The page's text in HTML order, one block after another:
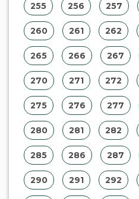
255 256 257
260 261 262
265 266 267
270 271 272
275 276 277
280 281 282
285 286 287
290 291 292